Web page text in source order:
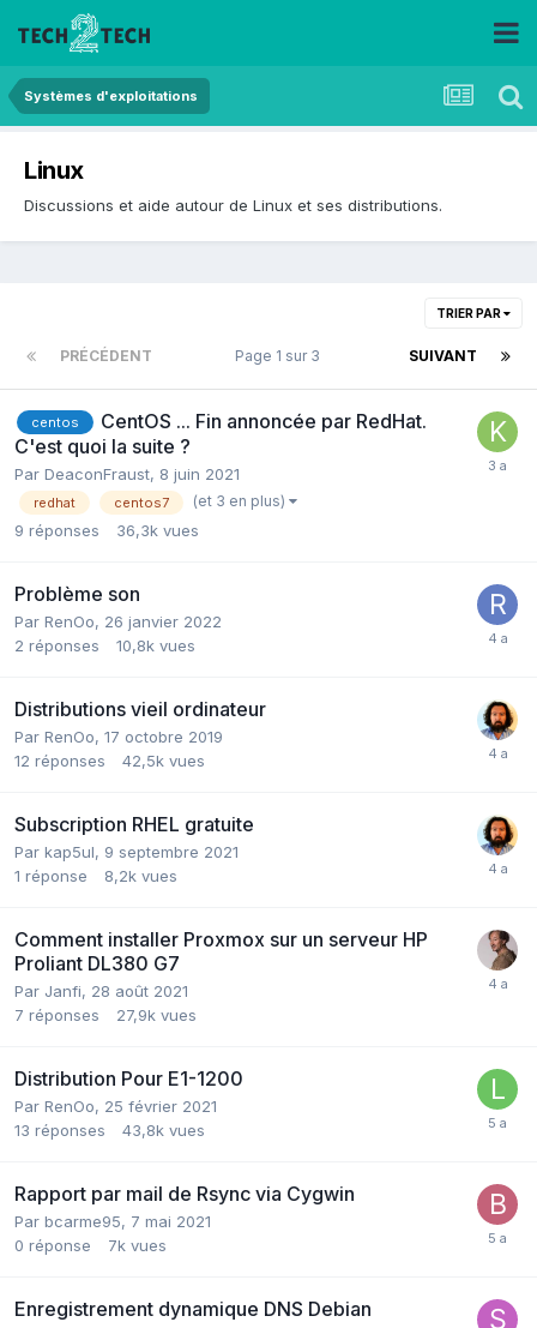
Systèmes d'exploitations
Linux
Discussions et aide autour de Linux et ses distributions.
TRIER PAR
PRÉCÉDENT SUIVANT
Page 1 sur 3
centos
CentOS ... Fin annoncée par RedHat.
C'est quoi la suite ?
Par DeaconFraust, 8 juin 2021
redhat centos7 (et 3 en plus)
9 réponses 36,3k vues
Problème son
Par RenOo, 26 janvier 2022
2 réponses 10,8k vues
Distributions vieil ordinateur
Par RenOo, 17 octobre 2019
12 réponses 42,5k vues
Subscription RHEL gratuite
Par kap5ul, 9 septembre 2021
1 réponse 8,2k vues
Comment installer Proxmox sur un serveur HP
Proliant DL380 G7
Par Janfi, 28 août 2021
7 réponses 27,9k vues
Distribution Pour E1-1200
Par RenOo, 25 février 2021
13 réponses 43,8k vues
Rapport par mail de Rsync via Cygwin
Par bcarme95, 7 mai 2021
0 réponse 7k vues
Enregistrement dynamique DNS Debian